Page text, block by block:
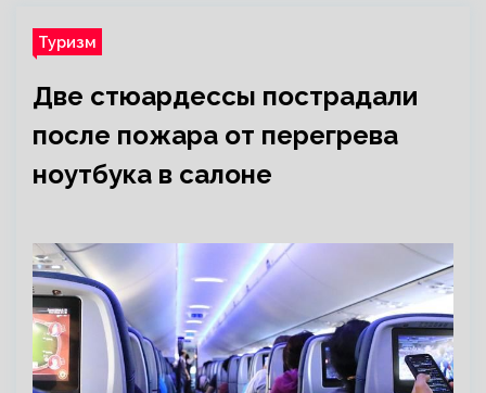
Туризм
Две стюардессы пострадали
после пожара от перегрева
ноутбука в салоне